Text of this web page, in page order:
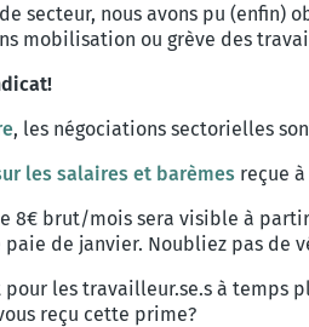
secteur, nous avons pu
mobilisation ou grève des
, les négociations sectorielles
les salaires et barèmes reçue
8€ brut/mois sera visible à
de janvier. Noubliez pas de
les travailleur.se.s à temps
reçu cette prime?